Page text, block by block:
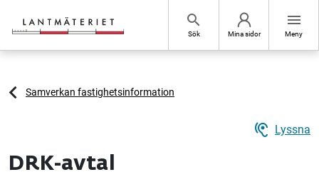
search
Sök Mina sidor
menu
Meny
Samverkan fastighetsinformation
hearing Lyssna
DRK-avtal